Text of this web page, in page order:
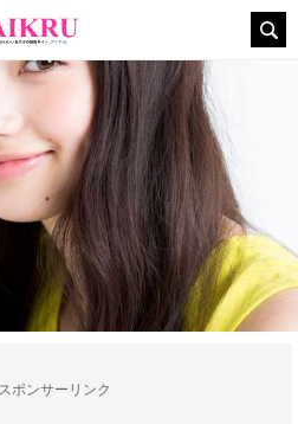
ポンサーリンク